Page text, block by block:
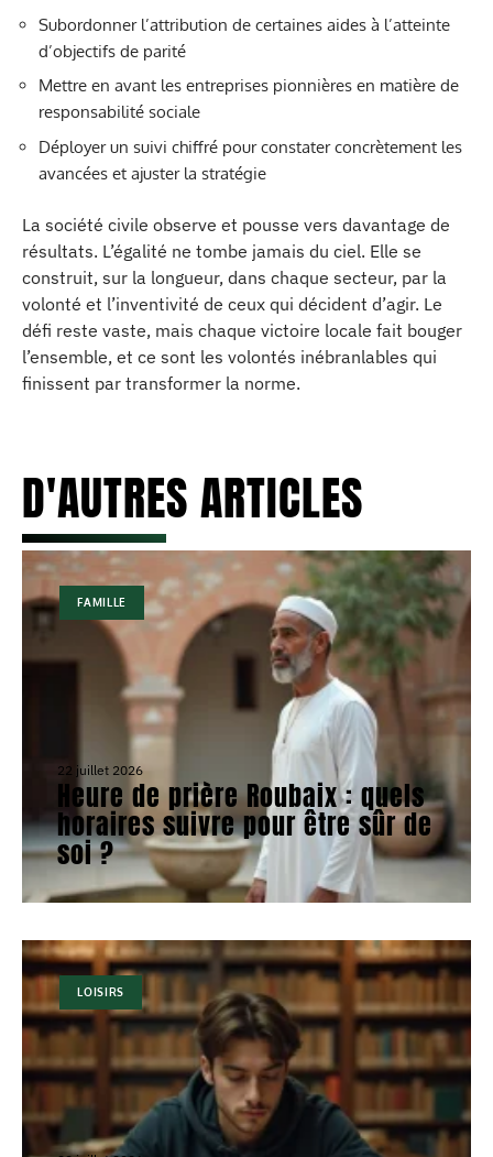
Subordonner l’attribution de certaines aides à l’atteinte
d’objectifs de parité
Mettre en avant les entreprises pionnières en matière de
responsabilité sociale
Déployer un suivi chiffré pour constater concrètement les
avancées et ajuster la stratégie
La société civile observe et pousse vers davantage de
résultats. L’égalité ne tombe jamais du ciel. Elle se
construit, sur la longueur, dans chaque secteur, par la
volonté et l’inventivité de ceux qui décident d’agir. Le
défi reste vaste, mais chaque victoire locale fait bouger
l’ensemble, et ce sont les volontés inébranlables qui
finissent par transformer la norme.
D'AUTRES ARTICLES
FAMILLE
22 juillet 2026
Heure de prière Roubaix : quels
horaires suivre pour être sûr de
soi ?
LOISIRS